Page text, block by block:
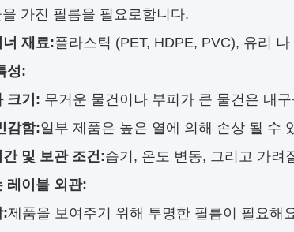
가진 필름을 필요로합니다.
너 재료:플라스틱 (PET, HDPE, PVC), 유리
성:
크기: 무거운 물건이나 부피가 큰 물건은 내
감함:일부 제품은 높은 열에 의해 손상 될 수
간 및 보관 조건:습기, 온도 변동, 그리고 가려
레이블 외관:
:제품을 보여주기 위해 투명한 필름이 필요해